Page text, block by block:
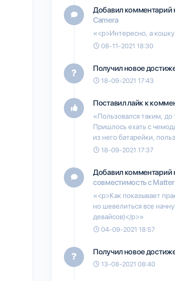
Добавил комментарий
Camera
«<p>Интересно, а
08-11-2021 18:30
Получил новое
18-09-2021 17:43
Поставил лайк к
«Пользовался таким, до
Пришлось ехать с
из него батарейки,
18-09-2021 17:37
Добавил комментарий
совместимость с Matter
«<p>Как показывает
но шевелиться все
девайсов)</p>»
04-09-2021 18:57
Получил новое
13-08-2021 08:40